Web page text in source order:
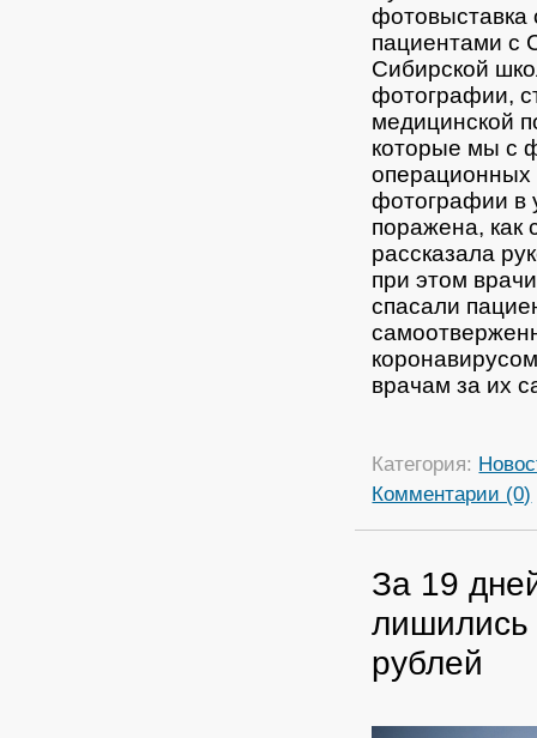
фотовыставка
пациентами с
Сибирской
фотографии,
медицинской
которые мы с
фотографии в
поражена, как
рассказала
при этом
спасали
врачам за их
Категория:
Комментарии (0)
За 19
лишились
рублей